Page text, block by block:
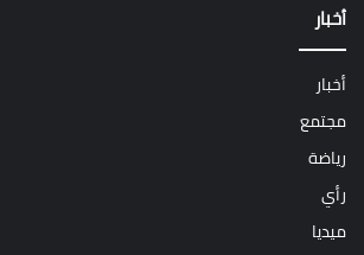
أخبار
أخبار
مجتمع
رياضة
رأي
ميديا